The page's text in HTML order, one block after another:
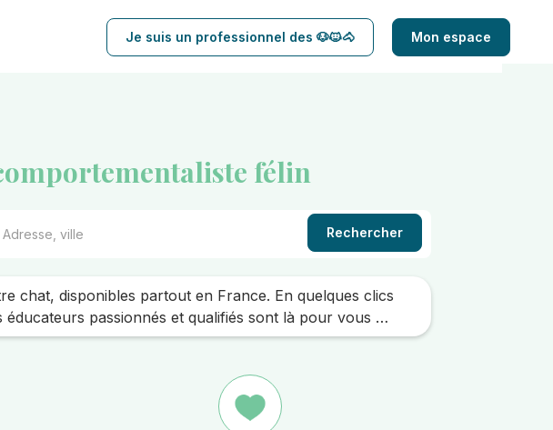
Je suis un professionnel des 🐶🐱🐴 Mon espace
félin
Rechercher
chat, disponibles partout en France. En quelques clics
passionnés et qualifiés sont là pour vous …